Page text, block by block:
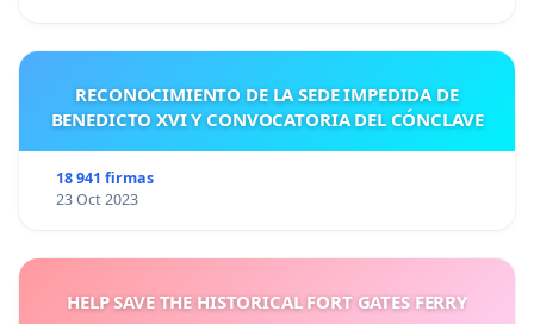
RECONOCIMIENTO DE LA SEDE IMPEDIDA DE
BENEDICTO XVI Y CONVOCATORIA DEL CÓNCLAVE
18 941 firmas
23 Oct 2023
HELP SAVE THE HISTORICAL FORT GATES FERRY